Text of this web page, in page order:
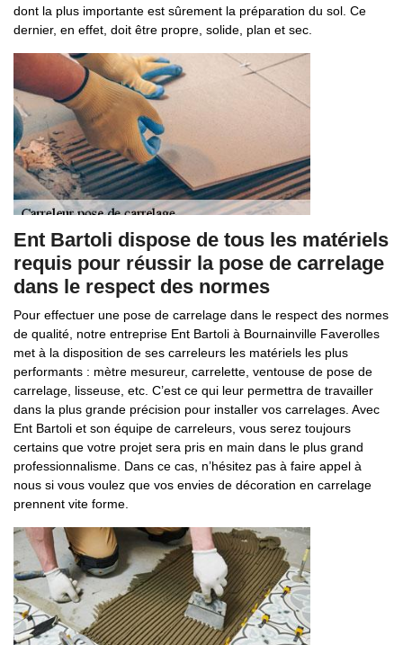
dont la plus importante est sûrement la préparation du sol. Ce
dernier, en effet, doit être propre, solide, plan et sec.
Ent Bartoli dispose de tous les matériels
requis pour réussir la pose de carrelage
dans le respect des normes
Pour effectuer une pose de carrelage dans le respect des normes
de qualité, notre entreprise Ent Bartoli à Bournainville Faverolles
met à la disposition de ses carreleurs les matériels les plus
performants : mètre mesureur, carrelette, ventouse de pose de
carrelage, lisseuse, etc. C’est ce qui leur permettra de travailler
dans la plus grande précision pour installer vos carrelages. Avec
Ent Bartoli et son équipe de carreleurs, vous serez toujours
certains que votre projet sera pris en main dans le plus grand
professionnalisme. Dans ce cas, n’hésitez pas à faire appel à
nous si vous voulez que vos envies de décoration en carrelage
prennent vite forme.